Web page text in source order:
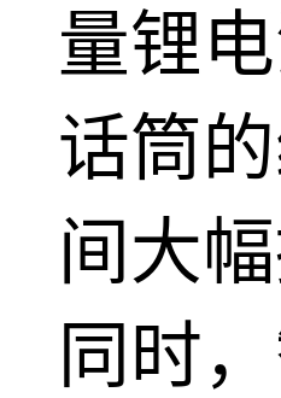
量锂
话筒
间大幅
同时